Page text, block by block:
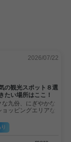
2026/07/22
の観光スポット８選
たい場所はここ！
な九份、にぎやかな
ッピングエリアな
つきない台湾・台
みたい場所をまと